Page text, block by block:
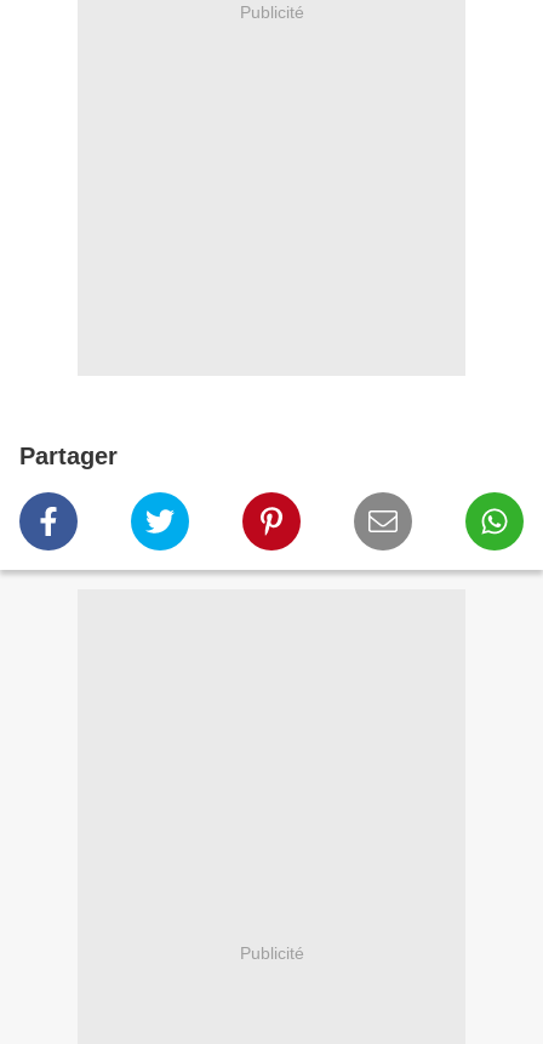
Publicité
Partager
Publicité